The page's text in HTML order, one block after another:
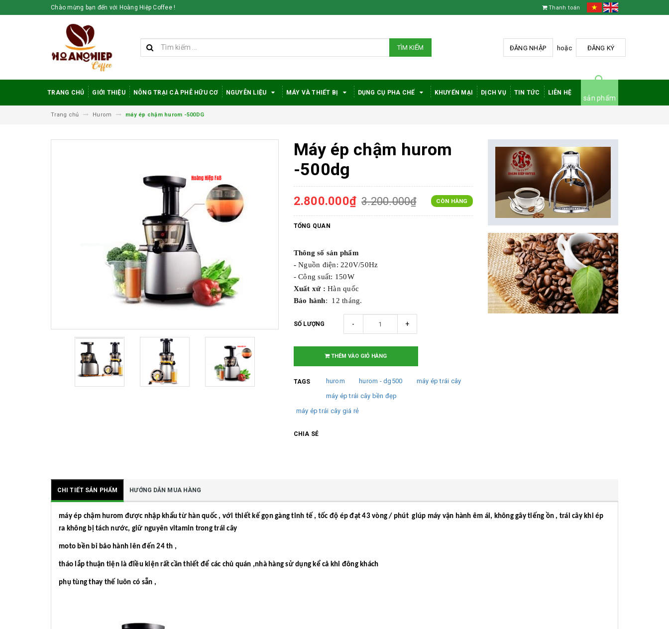
Chào mừng bạn đến với Hoàng Hiệp Coffee ! Thanh toán
TÌM KIẾM ĐĂNG NHẬP hoặc ĐĂNG KÝ
TRANG CHỦ GIỚI THIỆU NÔNG TRẠI CÀ PHÊ HỮU CƠ NGUYÊN LIỆU MÁY VÀ THIẾT BỊ DỤNG CỤ PHA CHẾ KHUYẾN MẠI DỊCH VỤ TIN TỨC LIÊN HỆ
sản phẩm
Trang chủ Hurom máy ép chậm hurom -500DG
Máy ép chậm hurom
-500dg
2.800.000₫ 3.200.000₫ CÒN HÀNG
TỔNG QUAN
Thông số sản phẩm
- Nguồn điện: 220V/50Hz
- Công suất: 150W
Xuất xứ : Hàn quốc
Bảo hành: 12 tháng.
SỐ LƯỢNG - +
THÊM VÀO GIỎ HÀNG
TAGS hurom hurom - dg500
máy ép trái cây
máy ép trái cây bền đẹp
máy ép trái cây giá rẻ
CHIA SẺ
CHI TIẾT SẢN PHẨM HƯỚNG DẪN MUA HÀNG
máy ép chậm hurom được nhập khẩu từ hàn quốc , với thiết kế gọn gàng tinh tế , tốc độ ép đạt 43 vòng / phút giúp máy vận hành êm ái, không gây tiếng ồn , trái cây khi ép
ra không bị tách nước, giữ nguyên vitamin trong trái cây
moto bền bỉ bảo hành lên đến 24 th ,
tháo lắp thuận tiện là điều kiện rất cần thiết để các chủ quán ,nhà hàng sử dụng kể cả khi đông khách
phụ tùng thay thế luôn có sẵn ,